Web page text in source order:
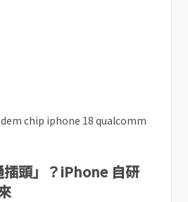
頭」？iPhone 自研